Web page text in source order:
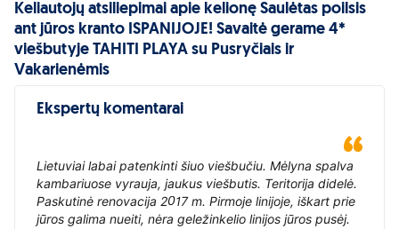
Keliautojų atsiliepimai apie kelionę Saulėtas poilsis
ant jūros kranto ISPANIJOJE! Savaitė gerame 4*
viešbutyje TAHITI PLAYA su Pusryčiais ir
Vakarienėmis
Ekspertų komentarai
Lietuviai labai patenkinti šiuo viešbučiu. Mėlyna spalva
kambariuose vyrauja, jaukus viešbutis. Teritorija didelė.
Paskutinė renovacija 2017 m. Pirmoje linijoje, iškart prie
jūros galima nueiti, nėra geležinkelio linijos jūros pusėj.